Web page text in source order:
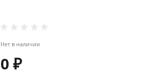
Нет в наличии
0 ₽